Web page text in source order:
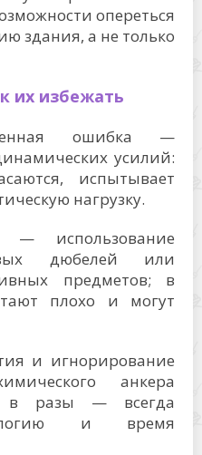
опереться
здания, а не только
их избежать
ошибка —
усилий:
испытывает
нагрузку.
использование
дюбелей или
предметов; в
плохо и могут
и игнорирование
анкера
в разы — всегда
и время